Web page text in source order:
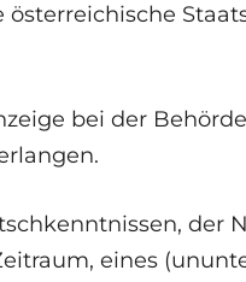
österreichische
bei der
der
eines